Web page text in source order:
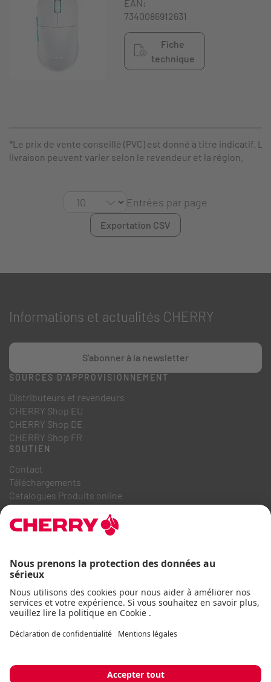
EAN:
7340086912631
Fiche
technique
*Le prix de vente conseillé (PVC) est donné à titre indicatif.
livraison peuvent varier selon le revendeur et la région.
Entrées par page
Exportation CSV
Informations et actualités CHERRY
S'abonner à la newsletter
SOURCES D'APPROVISIONNEMENT
Distributeurs et revendeurs
CHERRY Shop EU
CHERRY Shop DE
CHERRY Shop FR
SOUTIEN
Contact
Téléchargements
Catalogues Produits online
FAQ
A PROPOS DE NOUS
Système de dénonciation
Code de conduite commerciale
Déclaration d'accessibilitéTermes et conditionsAvis d'utilisation
Déclaration de confidentialité Mentions légales